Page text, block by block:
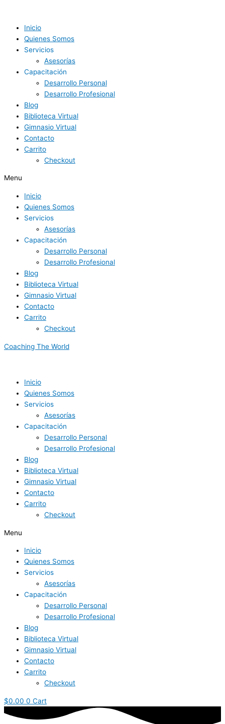
contenido
Inicio
Quienes Somos
Servicios
Asesorías
Capacitación
Desarrollo Personal
Desarrollo Profesional
Blog
Biblioteca Virtual
Gimnasio Virtual
Contacto
Carrito
Checkout
Menu
Inicio
Quienes Somos
Servicios
Asesorías
Capacitación
Desarrollo Personal
Desarrollo Profesional
Blog
Biblioteca Virtual
Gimnasio Virtual
Contacto
Carrito
Checkout
Coaching The World
Inicio
Quienes Somos
Servicios
Asesorías
Capacitación
Desarrollo Personal
Desarrollo Profesional
Blog
Biblioteca Virtual
Gimnasio Virtual
Contacto
Carrito
Checkout
Menu
Inicio
Quienes Somos
Servicios
Asesorías
Capacitación
Desarrollo Personal
Desarrollo Profesional
Blog
Biblioteca Virtual
Gimnasio Virtual
Contacto
Carrito
Checkout
$0.00 0 Cart